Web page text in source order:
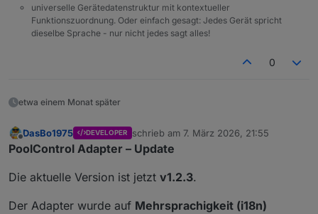
universelle Gerätedatenstruktur mit kontextueller
Funktionszuordnung. Oder einfach gesagt: Jedes Gerät spricht
dieselbe Sprache - nur nicht jedes sagt alles!
0
etwa einem Monat später
Offline
DasBo1975 DEVELOPER schrieb am 7. März 2026, 21:55
zuletzt editiert von
PoolControl Adapter – Update
Die aktuelle Version ist jetzt v1.2.3.
Der Adapter wurde auf Mehrsprachigkeit (i18n)